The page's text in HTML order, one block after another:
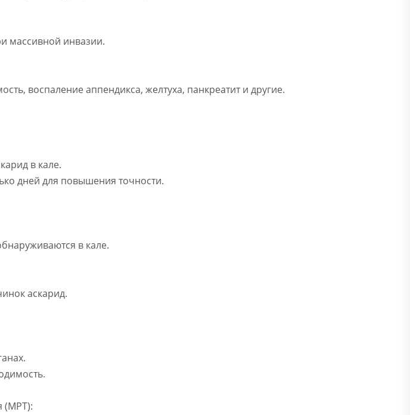
массивной инвазии.
воспаление аппендикса, желтуха, панкреатит и другие.
в кале.
дней для повышения точности.
в кале.
аскарид.
(МРТ):